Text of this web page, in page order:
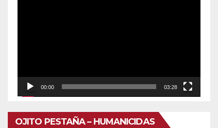
00:00 03:28
OJITO PESTAÑA – HUMANICIDAS